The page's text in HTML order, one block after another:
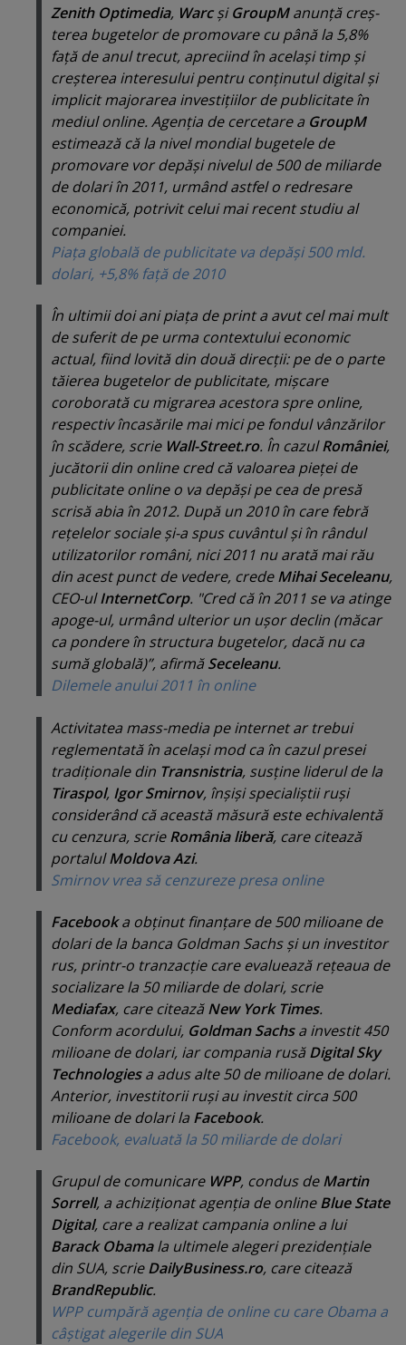
Zenith Optimedia, WarcşiGroupManunţă creş­
terea bugetelor de promovare cu până la 5,8%
faţă de anul trecut, apreciind în acelaşi timp şi
creşterea interesului pentru conţinutul digital şi
implicit majorarea in­ves­tiţiilor de publicitate în
mediul online. Agenţia de cercetare a GroupM
estimează că la nivel mondial bugetele de
promovare vor depăşi nivelul de 500 de miliarde
de dolari în 2011, urmând astfel o redresare
economică, potrivit celui mai recent studiu al
companiei.
Piaţa globală de publicitate va depăşi 500 mld.
dolari, +5,8% faţă de 2010
În ultimii doi ani piaţa de print a avut cel mai mult
de suferit de pe urma contextului economic
actual, fiind lovită din două direcţii: pe de o parte
tăierea bugetelor de publicitate, mişcare
coroborată cu migrarea acestora spre online,
respectiv încasările mai mici pe fondul vânzărilor
în scădere, scrie Wall-Street.ro. În cazulRomâniei,
jucătorii din online cred că valoarea pieţei de
publicitate online o va depăşi pe cea de presă
scrisă abia în 2012. După un 2010 în care febră
reţelelor sociale şi-a spus cuvântul şi în rândul
utilizatorilor români, nici 2011 nu arată mai rău
din acest punct de vedere, credeMihai Seceleanu,
CEO-ulInternetCorp. "Cred că în 2011 se va atinge
apoge-ul, urmând ulterior un uşor declin (măcar
ca pondere în structura bugetelor, dacă nu ca
sumă globală)”, afirmăSeceleanu.
Dilemele anului 2011 în online
Activitatea mass-media pe internet ar trebui
reglementată în acelaşi mod ca în cazul presei
tradiţionale din Transnistria, susţine liderul de la
Tiraspol, Igor Smirnov, înşişi specialiştii ruşi
considerând că această măsură este echivalentă
cu cenzura, scrieRomânia liberă, care citează
portalulMoldova Azi.
Smirnov vrea să cenzureze presa online
Facebooka obţinut finanţare de 500 milioane de
dolari de la banca Goldman Sachs şi un investitor
rus, printr-o tranzacţie care evaluează reţeaua de
socializare la 50 miliarde de dolari, scrie
Mediafax, care citeazăNew York Times.
Conform acordului, Goldman Sachsa investit 450
milioane de dolari, iar compania rusăDigital Sky
Technologiesa adus alte 50 de milioane de dolari.
Anterior, investitorii ruşi au investit circa 500
milioane de dolari la Facebook.
Facebook, evaluată la 50 miliarde de dolari
Grupul de comunicare WPP, condus deMartin
Sorrell, a achiziţionat agenţia de onlineBlue State
Digital, care a realizat campania online a lui
Barack Obamala ultimele alegeri prezidenţiale
din SUA, scrieDailyBusiness.ro, care citează
BrandRepublic.
WPP cumpără agenţia de online cu care Obama a
câştigat alegerile din SUA